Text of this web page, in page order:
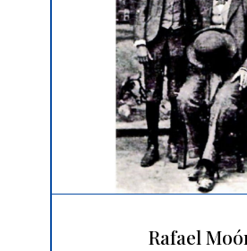
Rafael